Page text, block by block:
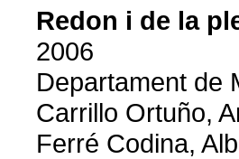
Redon i de la
2006
Departament de
Carrillo Ortuño,
Ferré Codina,